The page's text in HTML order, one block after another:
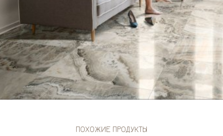
ПОХОЖИЕ ПРОДУКТЫ